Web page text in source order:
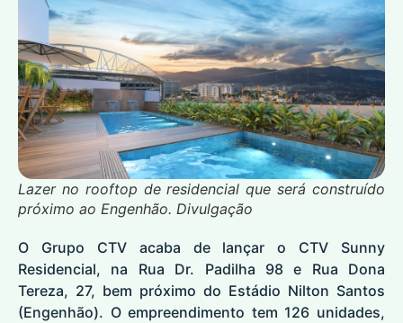
Lazer no rooftop de residencial que será construído
próximo ao Engenhão. Divulgação
O Grupo CTV acaba de lançar o CTV Sunny
Residencial, na Rua Dr. Padilha 98 e Rua Dona
Tereza, 27, bem próximo do Estádio Nilton Santos
(Engenhão). O empreendimento tem 126 unidades,